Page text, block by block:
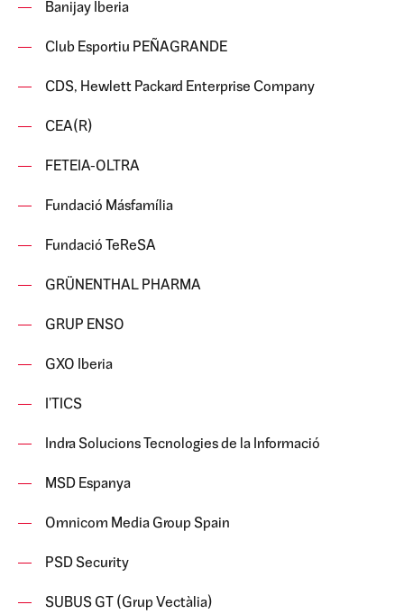
Banijay Iberia
Club Esportiu PEÑAGRANDE
CDS, Hewlett Packard Enterprise Company
CEA(R)
FETEIA-OLTRA
Fundació Másfamília
Fundació TeReSA
GRÜNENTHAL PHARMA
GRUP ENSO
GXO Iberia
I'TICS
Indra Solucions Tecnologies de la Informació
MSD Espanya
Omnicom Media Group Spain
PSD Security
SUBUS GT (Grup Vectàlia)